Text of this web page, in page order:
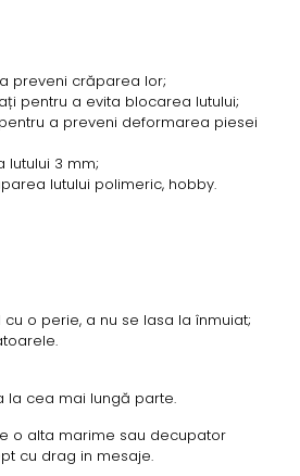
preveni crăparea lor;
pentru a evita blocarea lutului;
a preveni deformarea piesei
lutului 3 mm;
lutului polimeric, hobby.
o perie, a nu se lasa la înmuiat;
la cea mai lungă parte.
o alta marime sau decupator
cu drag in mesaje.